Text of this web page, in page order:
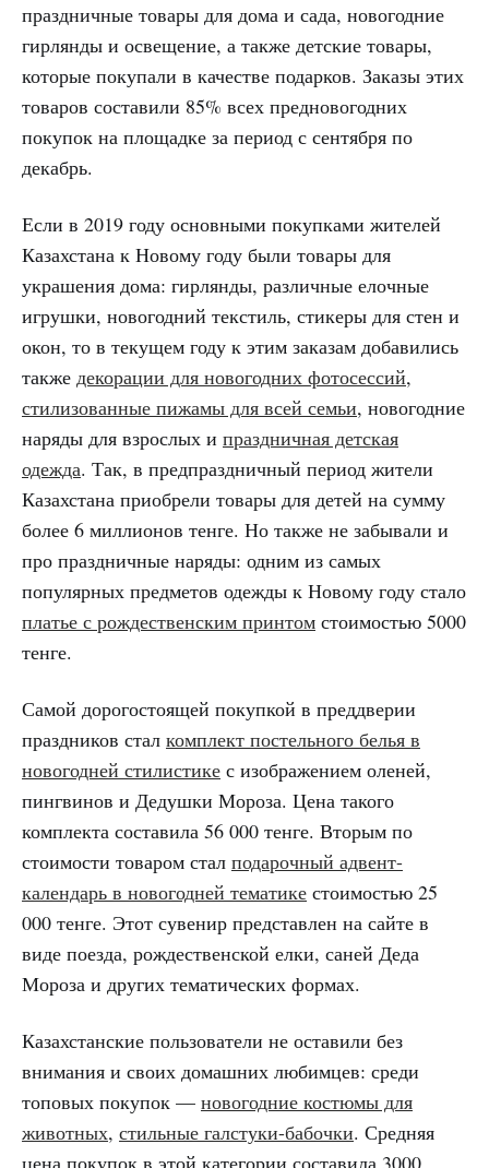
праздничные товары для дома и сада, новогодние
гирлянды и освещение, а также детские товары,
которые покупали в качестве подарков. Заказы этих
товаров составили 85% всех предновогодних
покупок на площадке за период с сентября по
декабрь.
Если в 2019 году основными покупками жителей
Казахстана к Новому году были товары для
украшения дома: гирлянды, различные елочные
игрушки, новогодний текстиль, стикеры для стен и
окон, то в текущем году к этим заказам добавились
также декорации для новогодних фотосессий,
стилизованные пижамы для всей семьи, новогодние
наряды для взрослых и праздничная детская
одежда. Так, в предпраздничный период жители
Казахстана приобрели товары для детей на сумму
более 6 миллионов тенге. Но также не забывали и
про праздничные наряды: одним из самых
популярных предметов одежды к Новому году стало
платье с рождественским принтом стоимостью 5000
тенге.
Самой дорогостоящей покупкой в преддверии
праздников стал комплект постельного белья в
новогодней стилистике с изображением оленей,
пингвинов и Дедушки Мороза. Цена такого
комплекта составила 56 000 тенге. Вторым по
стоимости товаром стал подарочный адвент-
календарь в новогодней тематике стоимостью 25
000 тенге. Этот сувенир представлен на сайте в
виде поезда, рождественской елки, саней Деда
Мороза и других тематических формах.
Казахстанские пользователи не оставили без
внимания и своих домашних любимцев: среди
топовых покупок — новогодние костюмы для
животных, стильные галстуки-бабочки. Средняя
цена покупок в этой категории составила 3000